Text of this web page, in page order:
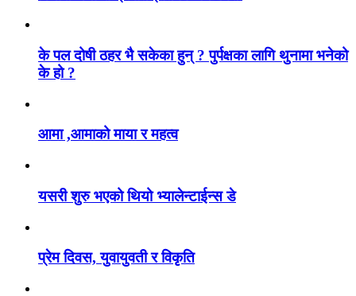
के पल दोषी ठहर भै सकेका हुन् ? पुर्पक्षका लागि थुनामा भनेको
के हो ?
आमा ,आमाको माया र महत्व
यसरी शुरु भएको थियो भ्यालेन्टाईन्स डे
प्रेम दिवस, युवायुवती र विकृति